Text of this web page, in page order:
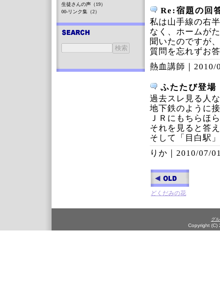
Re:宿題の回
私は山手線の右
なく、ホームが
聞いたのですが
質問を忘れずお
熱血講師｜ 2010/
ふたたび登場
過去スレ見る人
地下鉄のように
ＪＲにもちらほ
それを見ると答
そして「目白駅
りか｜ 2010/07/
どくだみの花
生徒さんの声（19）
00-リンク集（2）
グ
Copyright (C)